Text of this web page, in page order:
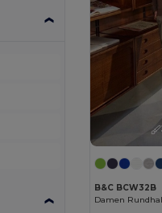
B&C BCW32B
Damen